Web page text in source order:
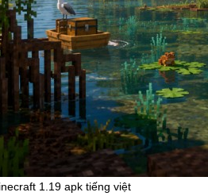
1.19 apk tiếng việt